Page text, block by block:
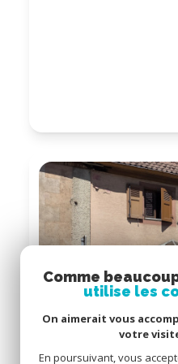
Comme
utilise les
On aimerait vous
votre
En poursuivant, vous